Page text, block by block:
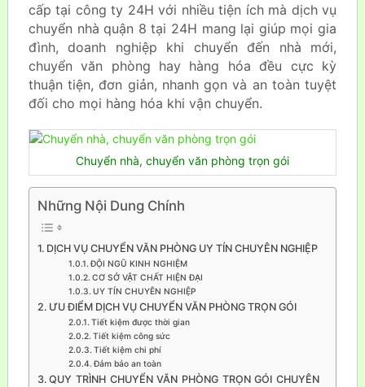
cấp tại công ty 24H với nhiều tiện ích mà dịch vụ
chuyển nhà quận 8 tại 24H mang lại giúp mọi gia
đình, doanh nghiệp khi chuyển đến nhà mới,
chuyển văn phòng hay hàng hóa đều cực kỳ
thuận tiện, đơn giản, nhanh gọn và an toàn tuyệt
đối cho mọi hàng hóa khi vận chuyển.
Chuyển nhà, chuyển văn phòng trọn gói
Những Nội Dung Chính
DỊCH VỤ CHUYỂN VĂN PHÒNG UY TÍN CHUYÊN NGHIỆP
ĐỘI NGŨ KINH NGHIỆM
CƠ SỞ VẬT CHẤT HIỆN ĐẠI
UY TÍN CHUYÊN NGHIỆP
ƯU ĐIỂM DỊCH VỤ CHUYỂN VĂN PHÒNG TRỌN GÓI
Tiết kiệm được thời gian
Tiết kiệm công sức
Tiết kiệm chi phí
Đảm bảo an toàn
QUY TRÌNH CHUYỂN VĂN PHÒNG TRỌN GÓI CHUYÊN